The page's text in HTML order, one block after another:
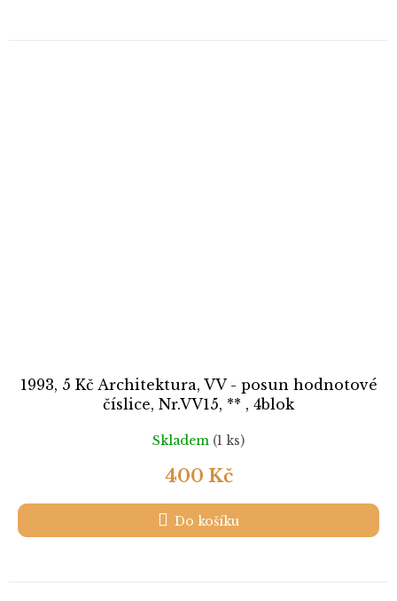
1993, 5 Kč Architektura, VV - posun hodnotové
číslice, Nr.VV15, ** , 4blok
Skladem (1 ks)
400 Kč
Do košíku